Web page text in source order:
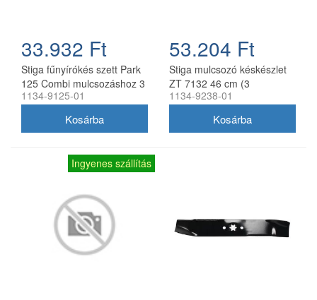
33.932 Ft
Stiga fűnyírókés szett Park
125 Combi mulcsozáshoz 3
db
1134-9125-01
53.204 Ft
Stiga mulcsozó késkészlet
ZT 7132 46 cm (3
db/csomag) 1134-9238-01
1134-9238-01
Ingyenes szállítás